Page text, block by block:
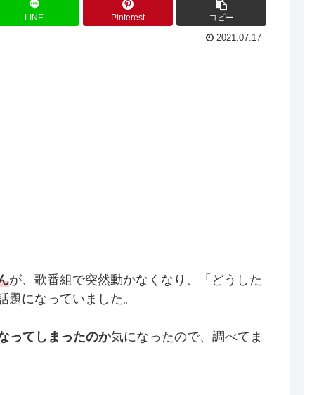
LINE Pinterest コピー
2021.07.17
が、歌番組で突然動かなくなり、「どうした
になっていました。
ってしまったのか気になったので、調べてま